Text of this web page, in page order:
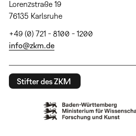
Lorenzstraße 19
76135 Karlsruhe
+49 (0) 721 - 8100 - 1200
info@zkm.de
Stifter des ZKM